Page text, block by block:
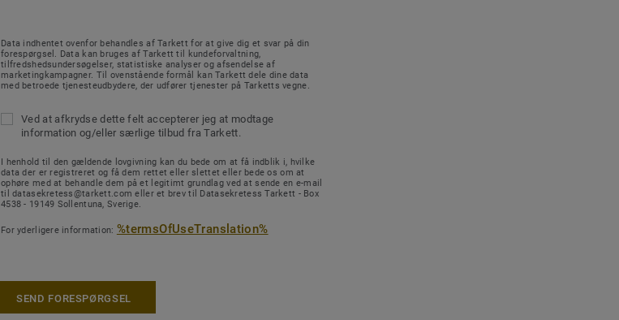
Data indhentet ovenfor behandles af Tarkett for at give dig et svar på din
forespørgsel. Data kan bruges af Tarkett til kundeforvaltning,
tilfredshedsundersøgelser, statistiske analyser og afsendelse af
marketingkampagner. Til ovenstående formål kan Tarkett dele dine data
med betroede tjenesteudbydere, der udfører tjenester på Tarketts vegne.
Ved at afkrydse dette felt accepterer jeg at modtage
information og/eller særlige tilbud fra Tarkett.
I henhold til den gældende lovgivning kan du bede om at få indblik i, hvilke
data der er registreret og få dem rettet eller slettet eller bede os om at
ophøre med at behandle dem på et legitimt grundlag ved at sende en e-mail
til datasekretess@tarkett.com eller et brev til Datasekretess Tarkett - Box
4538 - 19149 Sollentuna, Sverige.
For yderligere information: %termsOfUseTranslation%
SEND FORESPØRGSEL